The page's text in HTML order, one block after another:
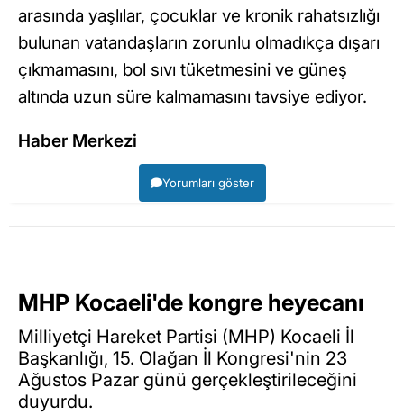
arasında yaşlılar, çocuklar ve kronik rahatsızlığı
bulunan vatandaşların zorunlu olmadıkça dışarı
çıkmamasını, bol sıvı tüketmesini ve güneş
altında uzun süre kalmamasını tavsiye ediyor.
Haber Merkezi
Yorumları göster
MHP Kocaeli'de kongre heyecanı
Milliyetçi Hareket Partisi (MHP) Kocaeli İl
Başkanlığı, 15. Olağan İl Kongresi'nin 23
Ağustos Pazar günü gerçekleştirileceğini
duyurdu.